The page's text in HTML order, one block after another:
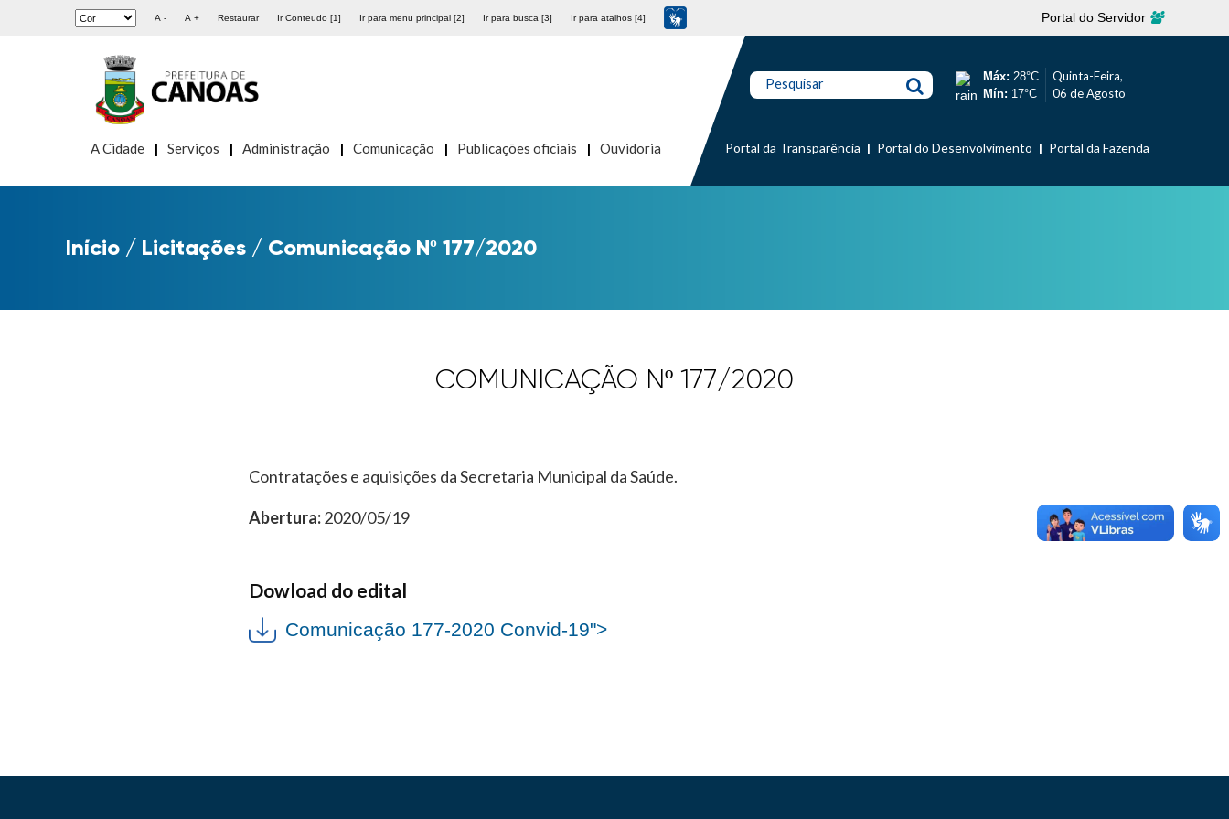
A - A + Restaurar Ir Conteudo [1] Ir para menu principal [2] Ir para busca [3] Ir para atalhos [4] Portal do Servidor
A Cidade Serviços Administração Comunicação Publicações oficiais Ouvidoria
Pesquisar Máx: 28°C
Mín: 17°C
Quinta-Feira,
06 de Agosto
Portal da Transparência Portal do Desenvolvimento Portal da Fazenda
Início / Licitações / Comunicação Nº 177/2020
COMUNICAÇÃO Nº 177/2020
Contratações e aquisições da Secretaria Municipal da Saúde.
Abertura:2020/05/19
Dowload do edital
Comunicação 177-2020 Convid-19">